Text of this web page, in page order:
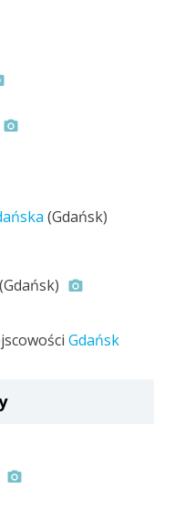
(Gdańsk)
(Gdańsk)
Gdańsk